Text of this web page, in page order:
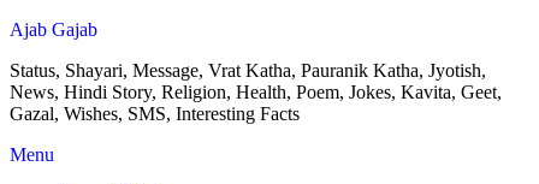
Ajab Gajab
Status, Shayari, Message, Vrat Katha, Pauranik Katha, Jyotish,
News, Hindi Story, Religion, Health, Poem, Jokes, Kavita, Geet,
Gazal, Wishes, SMS, Interesting Facts
Menu